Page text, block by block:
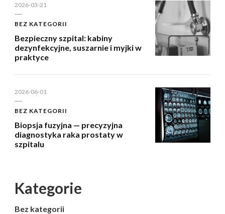
2026-03-21
BEZ KATEGORII
Bezpieczny szpital: kabiny
dezynfekcyjne, suszarnie i myjki w
praktyce
2026-06-01
BEZ KATEGORII
Biopsja fuzyjna — precyzyjna
diagnostyka raka prostaty w
szpitalu
Kategorie
Bez kategorii